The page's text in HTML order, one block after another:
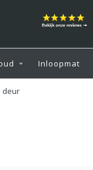
Inloopmat
deur